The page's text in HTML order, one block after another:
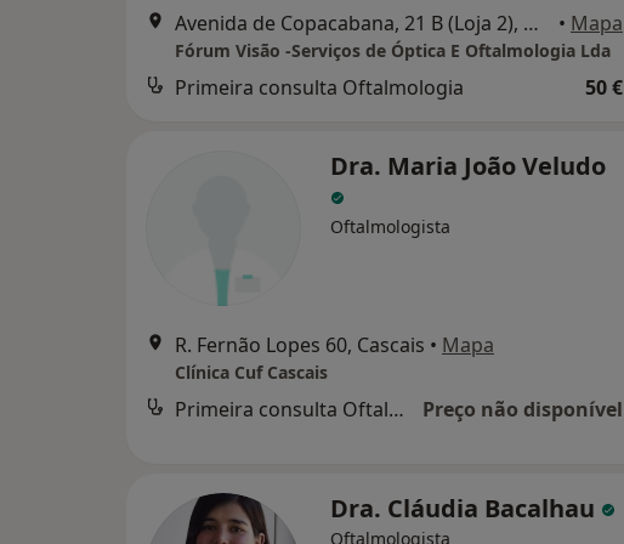
Avenida de Copacabana, 21 B (Loja 2), Oeiras • Mapa
Fórum Visão -Serviços de Óptica E Oftalmologia Lda
Primeira consulta Oftalmologia 50 €
Dra. Maria João Veludo
Oftalmologista
R. Fernão Lopes 60, Cascais • Mapa
Clínica Cuf Cascais
Primeira consulta Oftalmologia Preço não disponível
Dra. Cláudia Bacalhau
Oftalmologista